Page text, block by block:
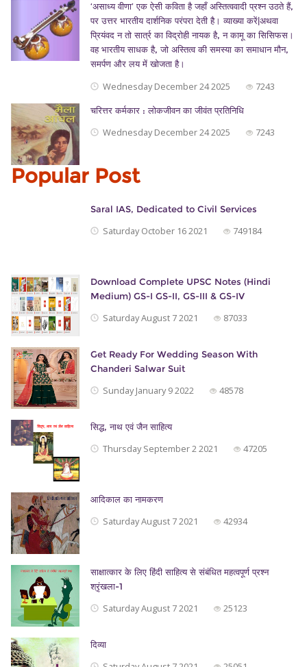
‘असाध्य वीणा’ एक ऐसी कविता है जहाँ अस्तित्ववादी प्रश्न उठते हैं,
पर उत्तर भारतीय दार्शनिक परंपरा देती है। व्याख्या करें|अथवा
प्रियंवद न तो सार्त्र का विद्रोही नायक है, न कामू का सिसिफस।
वह भारतीय साधक है, जो अस्तित्व की समस्या का समाधान मौन,
समर्पण और लय में खोजता है।
Wednesday December 24 2025 7243
चरित्तर कर्मकार : लोकजीवन का जीवंत प्रतिनिधि
Wednesday December 24 2025 7243
Popular Post
Saral IAS, Dedicated to Civil Services
Saturday October 16 2021 749184
Download Complete UPSC Notes (Hindi
Medium) GS-I GS-II, GS-III & GS-IV
Saturday August 7 2021 87033
Get Ready For Wedding Season With
Chanderi Salwar Suit
Sunday January 9 2022 48578
सिद्ध, नाथ एवं जैन साहित्‍य
Thursday September 2 2021 47205
आदिकाल का नामकरण
Saturday August 7 2021 42934
साक्षात्कार के लिए हिंदी साहित्य से संबंधित महत्वपूर्ण प्रश्न
श्रृंखला-1
Saturday August 7 2021 25123
दिव्या